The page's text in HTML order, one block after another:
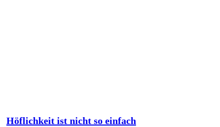
Höflichkeit ist nicht so einfach